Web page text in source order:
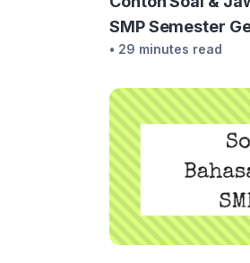
SMP Semester
• 29 minutes read